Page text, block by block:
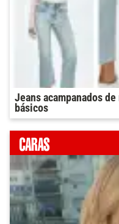
Jeans acampanados
básicos